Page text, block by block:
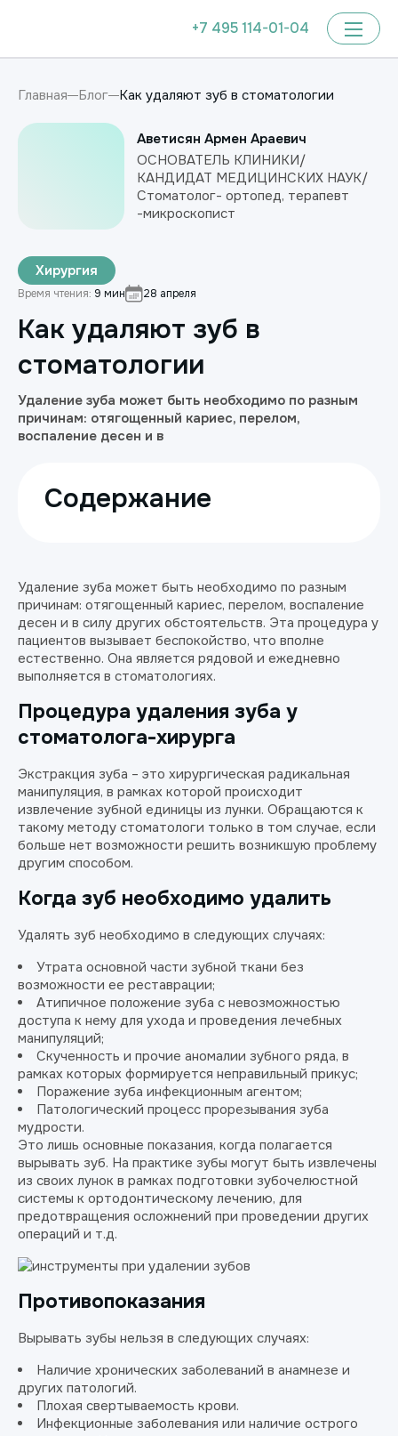
+7 495 114-01-04
Главная Блог Как удаляют зуб в стоматологии
Хирургия
Время чтения: 9 мин 28 апреля
Как удаляют зуб в
стоматологии
Удаление зуба может быть необходимо по разным
причинам: отягощенный кариес, перелом,
воспаление десен и в
Содержание
Удаление зуба может быть необходимо по разным
причинам: отягощенный кариес, перелом, воспаление
десен и в силу других обстоятельств. Эта процедура у
пациентов вызывает беспокойство, что вполне
естественно. Она является рядовой и ежедневно
выполняется в стоматологиях.
Процедура удаления зуба у
стоматолога-хирурга
Экстракция зуба – это хирургическая радикальная
манипуляция, в рамках которой происходит
извлечение зубной единицы из лунки. Обращаются к
такому методу стоматологи только в том случае, если
больше нет возможности решить возникшую проблему
другим способом.
Когда зуб необходимо удалить
Удалять зуб необходимо в следующих случаях:
Утрата основной части зубной ткани без
возможности ее реставрации;
Атипичное положение зуба с невозможностью
доступа к нему для ухода и проведения лечебных
манипуляций;
Скученность и прочие аномалии зубного ряда, в
рамках которых формируется неправильный прикус;
Поражение зуба инфекционным агентом;
Патологический процесс прорезывания зуба
мудрости.
Это лишь основные показания, когда полагается
вырывать зуб. На практике зубы могут быть извлечены
из своих лунок в рамках подготовки зубочелюстной
системы к ортодонтическому лечению, для
предотвращения осложнений при проведении других
операций и т.д.
Противопоказания
Вырывать зубы нельзя в следующих случаях:
Наличие хронических заболеваний в анамнезе и
других патологий.
Плохая свертываемость крови.
Инфекционные заболевания или наличие острого
Аветисян Армен Араевич
ОСНОВАТЕЛЬ КЛИНИКИ/
КАНДИДАТ МЕДИЦИНСКИХ НАУК/
Стоматолог- ортопед, терапевт
-микроскопист